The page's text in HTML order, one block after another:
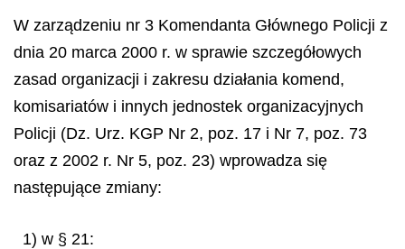
W zarządzeniu nr 3 Komendanta Głównego Policji z
dnia 20 marca 2000 r. w sprawie szczegółowych
zasad organizacji i zakresu działania komend,
komisariatów i innych jednostek organizacyjnych
Policji (Dz. Urz. KGP Nr 2, poz. 17 i Nr 7, poz. 73
oraz z 2002 r. Nr 5, poz. 23) wprowadza się
następujące zmiany:
1) w § 21: